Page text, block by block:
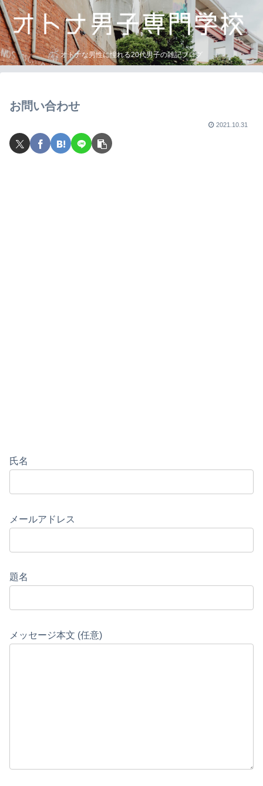
オトナな男性に憧れる20代男子の雑記ブログ
お問い合わせ
2021.10.31
氏名
メールアドレス
題名
メッセージ本文 (任意)